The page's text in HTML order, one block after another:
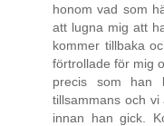
honom vad som
att lugna mig att
kommer tillbaka
förtrollade för mig
precis som han
tillsammans och
innan han gick.